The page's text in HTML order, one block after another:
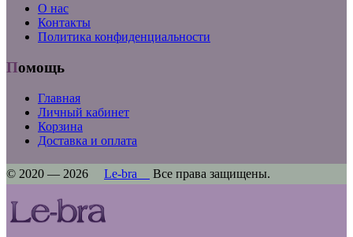
О нас
Контакты
Политика конфиденциальности
Помощь
Главная
Личный кабинет
Корзина
Доставка и оплата
© 2020 — 2026 Le-bra Все права защищены.